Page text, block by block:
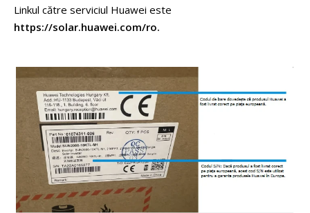
Frecvența rețelei de curent alternativ: 50 Hz / 60 Hz
Factor de putere reglabil: 0,8 cap. ... 0,8 ind.
Dispozitive de protecție HUAWEI SUN2000-20K-MB0
--Categoria de supratensiune: PV II / AC III
--Protecție anti-izolare
--Protecție la supracurent AC
--Protecție împotriva inversării polarității DC
--Protecție la supratensiune DC: TIP II
--Protecție la supratensiune AC compatibil cu clasa de
protecție TIP II conform EN/CEI 61643-11.
Linkul către serviciul Huawei este
https://solar.huawei.com/ro.